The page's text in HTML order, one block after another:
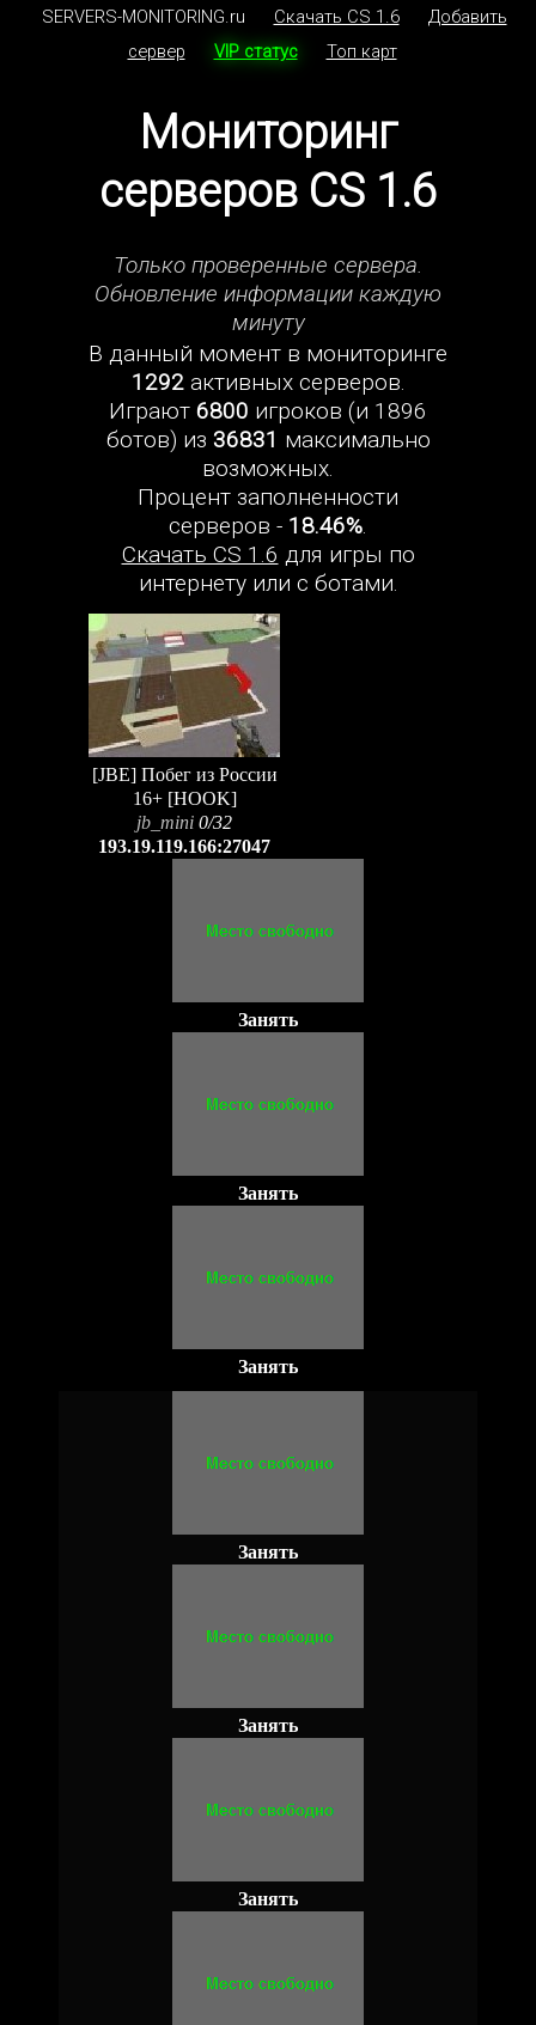
SERVERS-MONITORING.ru Скачать CS 1.6
Добавить
сервер
VIP статус Топ карт
Мониторинг
серверов CS 1.6
Только проверенные сервера.
Обновление информации каждую
минуту
В данный момент в мониторинге
1292активных серверов.
Играют 6800 игроков (и 1896
ботов) из 36831 максимально
возможных.
Процент заполненности
серверов - 18.46%.
Скачать CS 1.6 для игры по
интернету или с ботами.
[JBE] Побег из России
16+ [HOOK]
jb_mini 0/32
193.19.119.166:27047
Занять
Занять
Занять
Занять
Занять
Занять